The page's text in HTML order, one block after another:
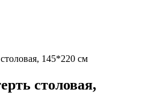
145*220 см
столовая,